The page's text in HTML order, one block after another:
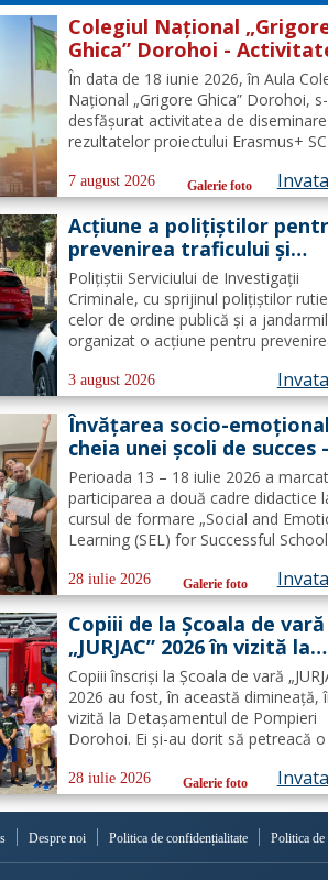
Colegiul Național
Ghica” Dorohoi -
diseminare a rezultatelor
proiectului Erasmus+ SCH,
2025-1-RO01-KA121-SCH-
000333361
În data de 18 iunie 2026, în Aula
Național „Grigore Ghica” Dorohoi,
desfășurat activitatea de
rezultatelor proiectului Erasmus+
000333361, organizată de
doamna Hrab Cristina, și secretarul
unității, doamna Alexa...
7 august 2026 Galerie foto
Acțiune a polițiștilor
prevenirea traficului și
furturilor de autovehicule
Polițiștii Serviciului de Investigații
Criminale, cu sprijinul polițiștilor
celor de ordine publică și a
organizat o acțiune pentru
precum și pentru combaterea
furturilor de autovehicule, pe raza...
3 august 2026
Învățarea socio-
cheia unei școli de succes -
Formare Erasmus+ pentru
două cadre didactice de la
Școala Gimnazială „Spiru
Haret” Dorohoi - FOTO
Perioada 13 – 18 iulie 2026 a marcat
participarea a două cadre didactice
cursul de formare „Social and
Learning (SEL) for Successful
Italia, finanțat prin programul de
Acreditare Erasmus +, domeniul
școlară număr de referință...
28 iulie 2026 Galerie foto
Copiii de la Școala de vară
„JURJAC” 2026 în vizită la
Detașamentul de
Dorohoi - FOTO
Copiii înscriși la Școala de vară
2026 au fost, în această dimineață,
vizită la Detașamentul de Pompieri
Dorohoi. Ei și-au dorit să petreacă o
intervențiile la care au participat și
oamenii pe care i-au ajutat de-a
28 iulie 2026 Galerie foto
Despre noi Politica de confidențialitate Politica